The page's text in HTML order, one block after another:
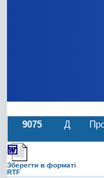
9075 Д
Зберегти в форматі
RTF